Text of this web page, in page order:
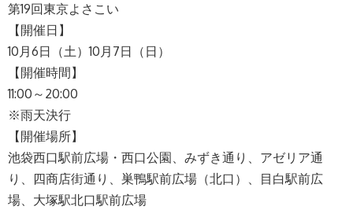
第19回東京よさこい
【開催日】
10月6日（土）10月7日（日）
【開催時間】
11:00～20:00
※雨天決行
【開催場所】
池袋西口駅前広場・西口公園、みずき通り、アゼリア通
り、四商店街通り、巣鴨駅前広場（北口）、目白駅前広
場、大塚駅北口駅前広場